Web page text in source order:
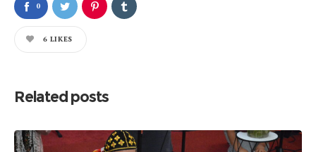
0
6 LIKES
Related posts